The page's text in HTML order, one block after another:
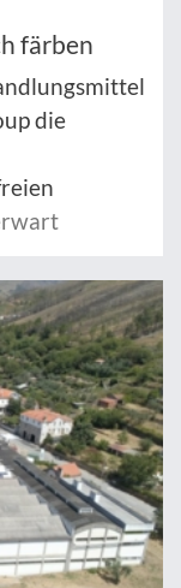
färben
die